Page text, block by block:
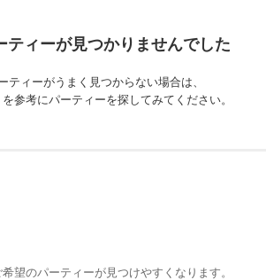
ティーが見つかりませんでした
ティーがうまく見つからない場合は、
を参考にパーティーを探してみてください。
望のパーティーが見つけやすくなります。